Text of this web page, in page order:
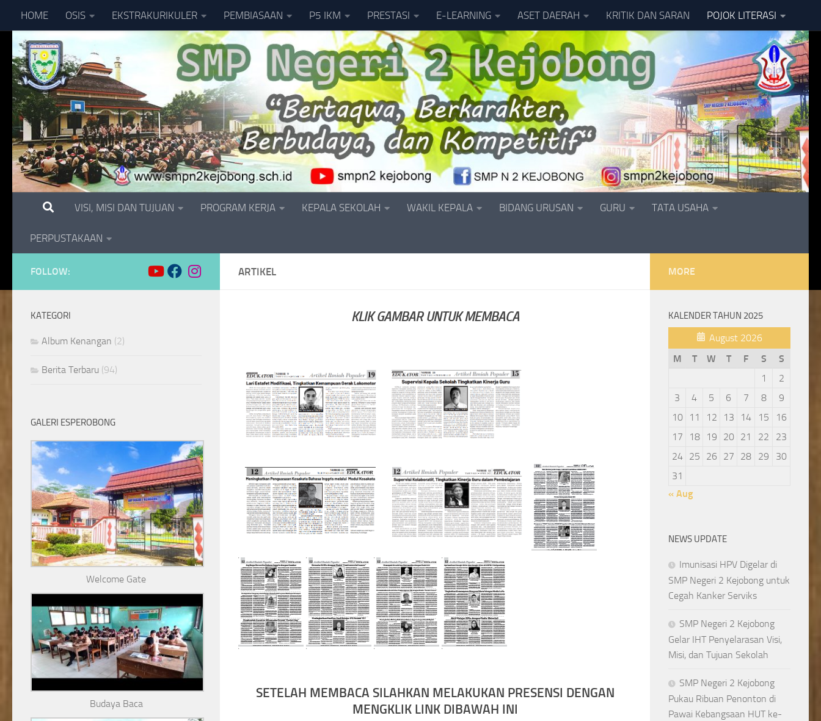
Skip to content
HOME OSIS EKSTRAKURIKULER PEMBIASAAN P5 IKM PRESTASI E-LEARNING ASET DAERAH KRITIK DAN SARAN POJOK LITERASI
VISI, MISI DAN TUJUAN PROGRAM KERJA KEPALA SEKOLAH WAKIL KEPALA BIDANG URUSAN GURU TATA USAHA
PERPUSTAKAAN
ARTIKEL
KLIK GAMBAR UNTUK MEMBACA
SETELAH MEMBACA SILAHKAN MELAKUKAN PRESENSI DENGAN
MENGKLIK LINK DIBAWAH INI
FOLLOW:
KATEGORI
Album Kenangan (2)
Berita Terbaru (94)
GALERI ESPEROBONG
Welcome Gate
Budaya Baca
MORE
KALENDER TAHUN 2025
August 2026
M
T W T F S
S
1
2
3
4 5 6 7 8
9
10
11 12 13 14 15
16
17
18 19 20 21 22
23
24
25 26 27 28 29
30
31
« Aug
NEWS UPDATE
Imunisasi HPV Digelar di
SMP Negeri 2 Kejobong untuk
Cegah Kanker Serviks
SMP Negeri 2 Kejobong
Gelar IHT Penyelarasan Visi,
Misi, dan Tujuan Sekolah
SMP Negeri 2 Kejobong
Pukau Ribuan Penonton di
Pawai Kebangsaan HUT ke-